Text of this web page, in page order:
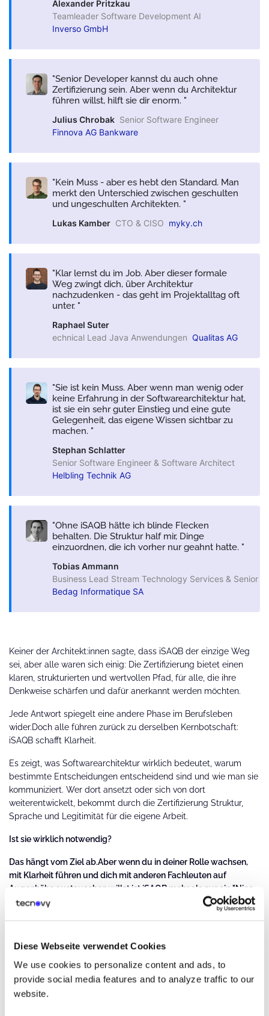
Diese Webseite verwendet Cookies
We use cookies to personalize content and ads, to
provide social media features and to analyze traffic to our
website.
Alexander Pritzkau
Teamleader Software Development AI
Inverso GmbH
Senior Developer kannst du auch ohne
Zertifizierung sein. Aber wenn du Architektur
führen willst, hilft sie dir enorm.
Julius Chrobak Senior Software Engineer
Finnova AG Bankware
Kein Muss - aber es hebt den Standard. Man
merkt den Unterschied zwischen geschulten
und ungeschulten Architekten.
Lukas Kamber CTO & CISO myky.ch
Klar lernst du im Job. Aber dieser formale
Weg zwingt dich, über Architektur
nachzudenken - das geht im Projektalltag oft
unter.
Raphael Suter
echnical Lead Java Anwendungen Qualitas AG
Sie ist kein Muss. Aber wenn man wenig oder
keine Erfahrung in der Softwarearchitektur hat,
ist sie ein sehr guter Einstieg und eine gute
Gelegenheit, das eigene Wissen sichtbar zu
machen.
Stephan Schlatter
Senior Software Engineer & Software Architect
Helbling Technik AG
Ohne iSAQB hätte ich blinde Flecken
behalten. Die Struktur half mir, Dinge
einzuordnen, die ich vorher nur geahnt hatte.
Tobias Ammann
Business Lead Stream Technology Services & Senior
Bedag Informatique SA
Keiner der Architekt:innen sagte, dass iSAQB der einzige Weg
sei, aber alle waren sich einig: Die Zertifizierung bietet einen
klaren, strukturierten und wertvollen Pfad, für alle, die ihre
Denkweise schärfen und dafür anerkannt werden möchten.
Jede Antwort spiegelt eine andere Phase im Berufsleben
wider.Doch alle führen zurück zu derselben Kernbotschaft:
iSAQB schafft Klarheit.
Es zeigt, was Softwarearchitektur wirklich bedeutet, warum
bestimmte Entscheidungen entscheidend sind und wie man sie
kommuniziert. Wer dort ansetzt oder sich von dort
weiterentwickelt, bekommt durch die Zertifizierung Struktur,
Sprache und Legitimität für die eigene Arbeit.
Ist sie wirklich notwendig?
Das hängt vom Ziel ab.Aber wenn du in deiner Rolle wachsen,
mit Klarheit führen und dich mit anderen Fachleuten auf
Augenhöhe austauschen willst ist iSAQB mehr als nur ein "Nice-
to-Have".
bringt dir das iSAQB-Programm?
Was unterscheidet das iSAQB-Programm voneinem Stapel
Fachbücher